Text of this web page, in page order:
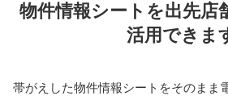
物件情報シートを出先店
活⽤できま
帯がえした物件情報シートをそのまま